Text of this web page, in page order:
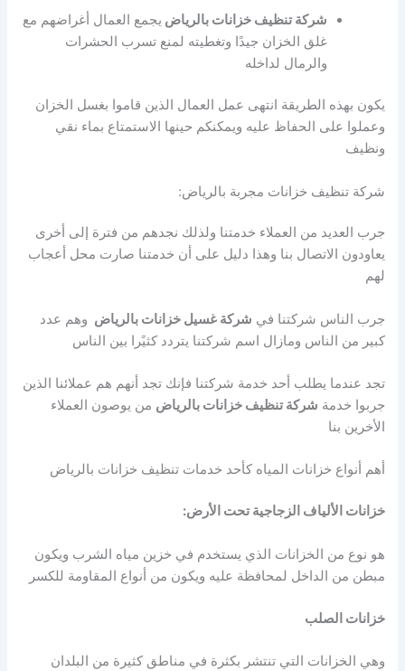
شركة تنظيف خزانات بالرياض يجمع العمال أغراضهم مع
غلق الخزان جيدًا وتغطيته لمنع تسرب الحشرات
والرمال لداخله
يكون بهذه الطريقة انتهى عمل العمال الذين قاموا بغسل الخزان
وعملوا على الحفاظ عليه ويمكنكم حينها الاستمتاع بماء نقي
ونظيف
شركة تنظيف خزانات مجربة بالرياض:
جرب العديد من العملاء خدمتنا ولذلك نجدهم من فترة إلى أخرى
يعاودون الاتصال بنا وهذا دليل على أن خدمتنا صارت محل أعجاب
لهم
جرب الناس شركتنا في شركة غسيل خزانات بالرياض وهم عدد
كبير من الناس ومازال اسم شركتنا يتردد كثيًرا بين الناس
تجد عندما يطلب أحد خدمة شركتنا فإنك تجد أنهم هم عملائنا الذين
جربوا خدمة شركة تنظيف خزانات بالرياض من يوصون العملاء
الأخرين بنا
أهم أنواع خزانات المياه كأحد خدمات تنظيف خزانات بالرياض
خزانات الألياف الزجاجية تحت الأرض:
هو نوع من الخزانات الذي يستخدم في خزين مياه الشرب ويكون
مبطن من الداخل لمحافظة عليه ويكون من أنواع المقاومة للكسر
خزانات الصلب
وهي الخزانات التي تنتشر بكثرة في مناطق كثيرة من البلدان